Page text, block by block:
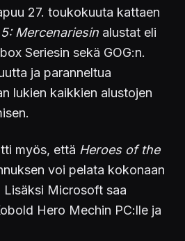
27. toukokuuta kattaen
Mercenariesin alustat eli
Seriesin sekä GOG:n.
ja paranneltua
lukien kaikkien alustojen
myös, että Heroes of the
voi pelata kokonaan
Microsoft saa
Hero Mechin PC:lle ja